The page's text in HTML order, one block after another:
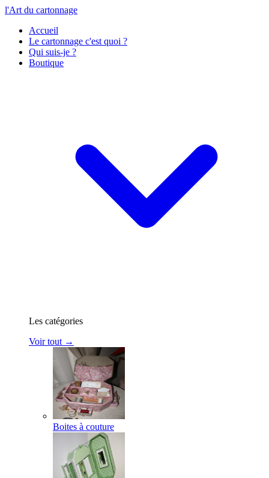
l'Art du cartonnage
Accueil
Le cartonnage c'est quoi ?
Qui suis-je ?
Boutique
Les catégories
Voir tout →
Boites à couture